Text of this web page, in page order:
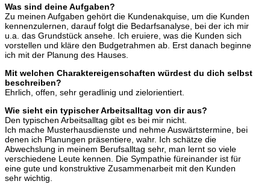
Was sind deine Aufgaben?
Zu meinen Aufgaben gehört die Kundenakquise, um die Kunden
kennenzulernen, darauf folgt die Bedarfsanalyse, bei der ich mir
u.a. das Grundstück ansehe. Ich eruiere, was die Kunden sich
vorstellen und kläre den Budgetrahmen ab. Erst danach beginne
ich mit der Planung des Hauses.
Mit welchen Charaktereigenschaften würdest du dich selbst
beschreiben?
Ehrlich, offen, sehr geradlinig und zielorientiert.
Wie sieht ein typischer Arbeitsalltag von dir aus?
Den typischen Arbeitsalltag gibt es bei mir nicht.
Ich mache Musterhausdienste und nehme Auswärtstermine, bei
denen ich Planungen präsentiere, wahr. Ich schätze die
Abwechslung in meinem Berufsalltag sehr, man lernt so viele
verschiedene Leute kennen. Die Sympathie füreinander ist für
eine gute und konstruktive Zusammenarbeit mit den Kunden
sehr wichtig.